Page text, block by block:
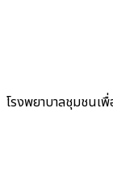
โรงพยาบาลชุมชนเ